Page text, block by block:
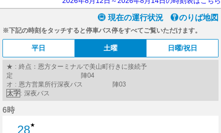
現在の運行状況 のりば地図
※下記の時刻をタッチすると停車バス停をすべてご覧いただけます。
平日 土曜 日曜/祝日
★ : 終点：恩方ターミナルで美山町行きに接続予
定 陣04
オ : 恩方営業所行深夜バス 陣03
太字: 深夜バス
6時
28★